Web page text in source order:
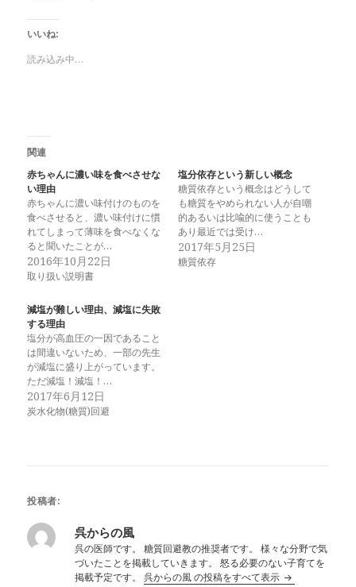
いいね:
読み込み中…
関連
赤ちゃんに濃い味を食べさせな
い理由
赤ちゃんに濃い味付けのものを
食べさせると、濃い味付けに慣
れてしまって薄味を食べなくな
ると聞いたことが…
2016年10月22日
取り扱い説明書
塩分依存という新しい概念
糖質依存という概念はどうして
も糖質をやめられない人が自嘲
的あるいは比喩的に使うことも
あり最近では受け…
2017年5月25日
糖質依存
減塩が難しい理由、減塩に失敗
する理由
塩分が高血圧の一因であること
は間違いないため、一部の先生
が減塩に盛り上がっています。
ただ減塩！減塩！…
2017年6月12日
炭水化物(糖質)回避
投稿者:
呉からの風
呉の医師です。 糖質回避教の推奨者です。 様々な分野で気
づいたことを掲載していきます。 怒る必要のない子育てを
掲載予定です。呉からの風 の投稿をすべて表示